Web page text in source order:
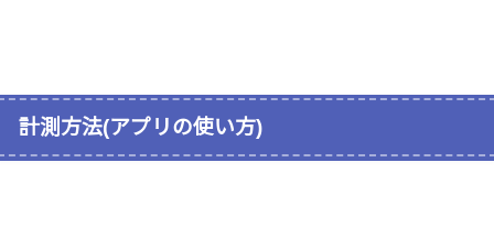
計測方法(アプリの使い方)